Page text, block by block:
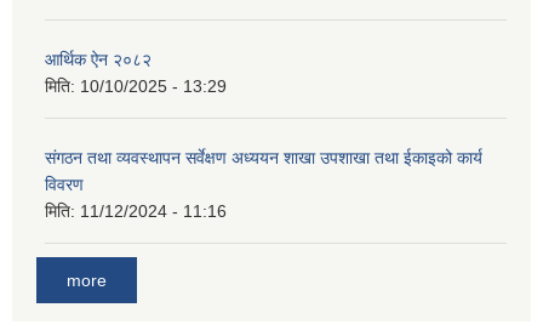
आर्थिक ऐन २०८२
मिति: 10/10/2025 - 13:29
संगठन तथा व्यवस्थापन सर्वेक्षण अध्ययन शाखा उपशाखा तथा ईकाइको कार्य
विवरण
मिति: 11/12/2024 - 11:16
more